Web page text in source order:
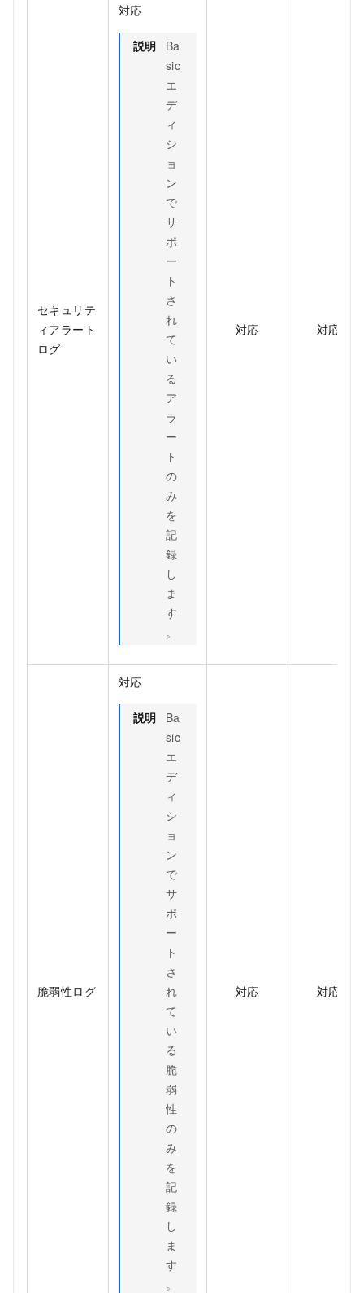
セキュリテ
ィアラート
ログ
対応
説明
Ba
sic
エ
デ
ィ
シ
ョ
ン
で
サ
ポ
ー
ト
さ
れ
て
い
る
ア
ラ
ー
ト
の
み
を
記
録
し
ま
す
。
対応 対応
脆弱性ログ
対応
説明
Ba
sic
エ
デ
ィ
シ
ョ
ン
で
サ
ポ
ー
ト
さ
れ
て
い
る
脆
弱
性
の
み
を
記
録
し
ま
す
。
対応 対応